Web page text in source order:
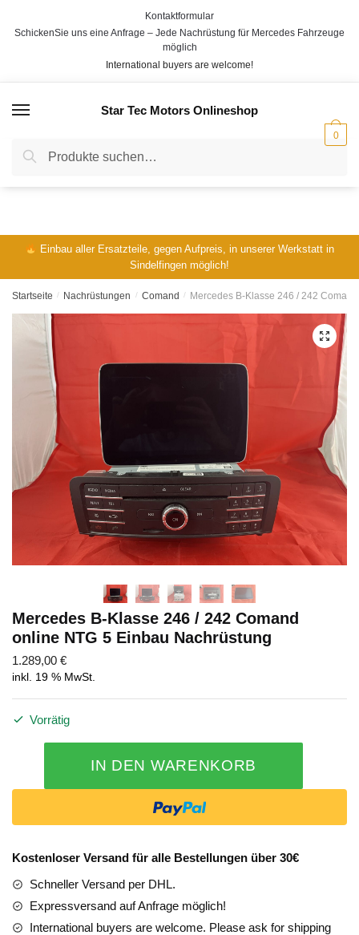
Kontaktformular
SchickenSie uns eine Anfrage – Jede Nachrüstung für Mercedes Fahrzeuge
möglich
International buyers are welcome!
Star Tec Motors Onlineshop
Suche
nach:
Suche
0
Einbau aller Ersatzteile, gegen Aufpreis, in unserer Werkstatt in
Sindelfingen möglich!
Startseite / Nachrüstungen / Comand / Mercedes B-Klasse 246 / 242
Mercedes B-Klasse 246 / 242 Comand
online NTG 5 Einbau Nachrüstung
1.289,00 €
inkl. 19 % MwSt.
Vorrätig
Klasse
/
Comand
online
NTG
5
IN DEN WARENKORB
Kostenloser Versand für alle Bestellungen über 30€
Schneller Versand per DHL.
Expressversand auf Anfrage möglich!
International buyers are welcome. Please ask for shipping
Abschicken